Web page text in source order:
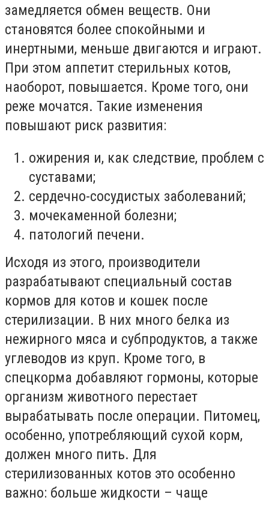
замедляется обмен веществ. Они
становятся более спокойными и
инертными, меньше двигаются и играют.
При этом аппетит стерильных котов,
наоборот, повышается. Кроме того, они
реже мочатся. Такие изменения
повышают риск развития:
ожирения и, как следствие, проблем с
суставами;
сердечно-сосудистых заболеваний;
мочекаменной болезни;
патологий печени.
Исходя из этого, производители
разрабатывают специальный состав
кормов для котов и кошек после
стерилизации. В них много белка из
нежирного мяса и субпродуктов, а также
углеводов из круп. Кроме того, в
спецкорма добавляют гормоны, которые
организм животного перестает
вырабатывать после операции. Питомец,
особенно, употребляющий сухой корм,
должен много пить. Для
стерилизованных котов это особенно
важно: больше жидкости – чаще